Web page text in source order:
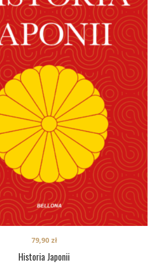
Historia Japonii
79,90 zł